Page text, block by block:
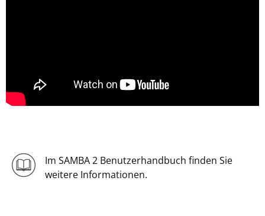
Im SAMBA 2 Benutzerhandbuch finden Sie
weitere Informationen.